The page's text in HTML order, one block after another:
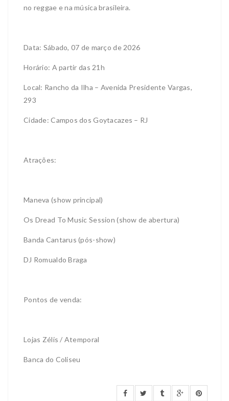
no reggae e na música brasileira.
Data: Sábado, 07 de março de 2026
Horário: A partir das 21h
Local: Rancho da Ilha – Avenida Presidente Vargas,
293
Cidade: Campos dos Goytacazes – RJ
Atrações:
Maneva (show principal)
Os Dread To Music Session (show de abertura)
Banda Cantarus (pós-show)
DJ Romualdo Braga
Pontos de venda:
Lojas Zélis / Atemporal
Banca do Coliseu